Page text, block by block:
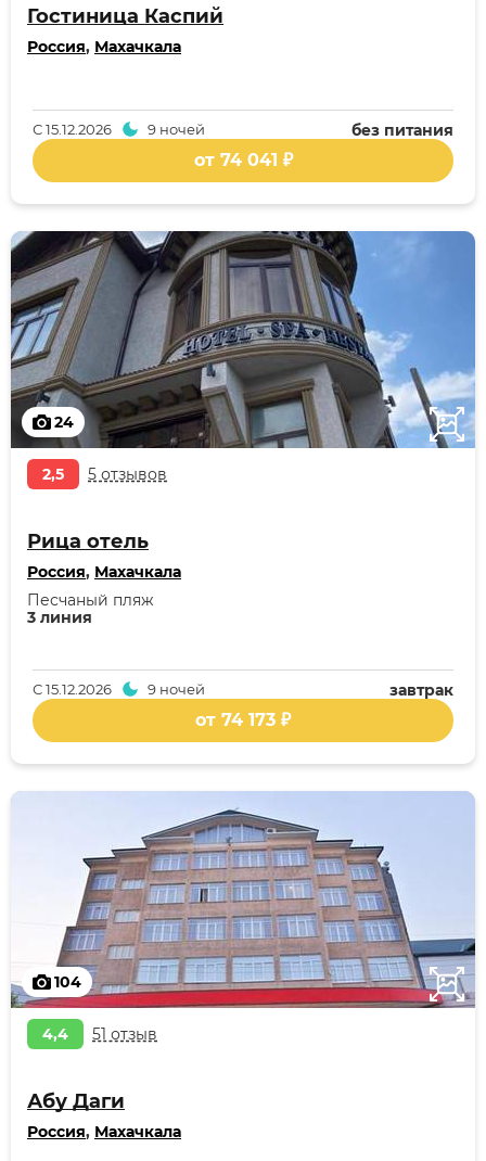
Гостиница Каспий
Россия, Махачкала
без питания
С15.12.2026 9 ночей
от 74 041 ₽
24
2,5 5 отзывов
Рица отель
Россия, Махачкала
3 линия
Песчаный пляж
завтрак
С15.12.2026 9 ночей
от 74 173 ₽
104
4,4 51 отзыв
Абу Даги
Россия, Махачкала